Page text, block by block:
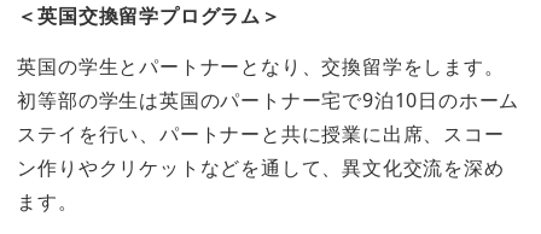
＜英国交換留学プログラム＞
英国の学生とパートナーとなり、交換留学をします。
初等部の学生は英国のパートナー宅で9泊10日のホーム
ステイを行い、パートナーと共に授業に出席、スコー
ン作りやクリケットなどを通して、異文化交流を深め
ます。